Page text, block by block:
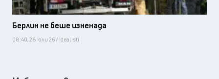
Берлин не беше изненада
08:40, 28 юли 26 / Idealisti